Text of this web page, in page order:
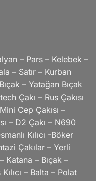
– Pars – Kelebek –
– Satır – Kurban
– Yatağan Bıçak
Çakı – Rus Çakısı
Cep Çakısı –
– D2 Çakı – N690
Kılıcı -Böker
Çakılar – Yerli
Katana – Bıçak –
– Balta – Polat